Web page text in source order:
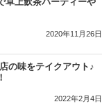
2020年11月26日
の味をテイクアウト♪
2022年2月4日